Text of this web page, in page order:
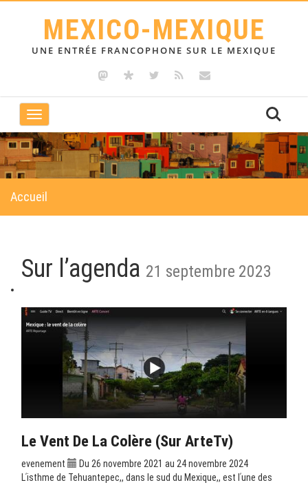
MEXICO-MEXIQUE
UNE ENTRÉE FRANCOPHONE SUR LE MEXIQUE
Toggle
navigation
Accueil
Sur l’agenda 21 septembre 2023
Le Vent De La Colère (sur ArteTv)
evenement
Du 26 novembre 2021 au 24 novembre 2024
Lʹisthme de Tehuantepec,, dans le sud du Mexique,, est lʹune des